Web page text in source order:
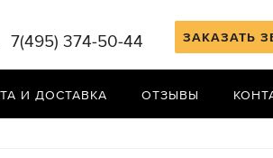
ЗАКАЗАТЬ
7(495) 374-50-44
И ДОСТАВКА ОТЗЫВЫ